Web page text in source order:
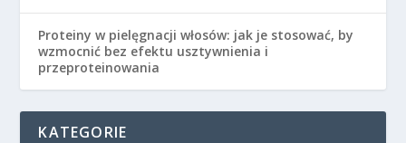
Proteiny w pielęgnacji włosów: jak je stosować, by
wzmocnić bez efektu usztywnienia i
przeproteinowania
KATEGORIE